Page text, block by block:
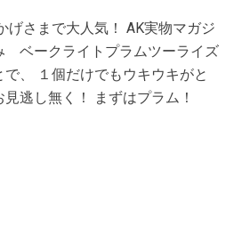
げさまで大人気！ AK実物マガジ
ベークライトプラムツーライズ
、 １個だけでもウキウキがと
逃し無く！ まずはプラム！